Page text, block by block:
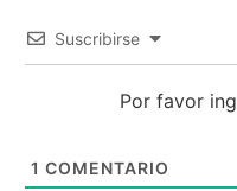
Suscribirse
Por favor
1 COMENTARIO